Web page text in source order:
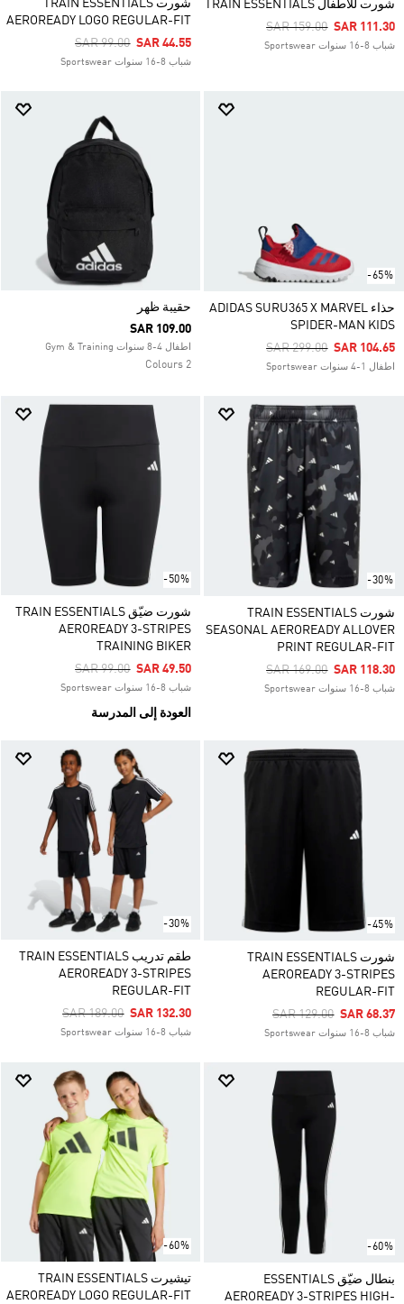
شورت للأطفال TRAIN ESSENTIALS
Price Reduced From
SAR 159.00ToSAR 111.30
شباب 8-16 سنوات Sportswear
شورت TRAIN ESSENTIALS
AEROREADY LOGO REGULAR-FIT
Price Reduced From
SAR 99.00ToSAR 44.55
شباب 8-16 سنوات Sportswear
-65%
حذاء ADIDAS SURU365 X MARVEL
SPIDER-MAN KIDS
Price Reduced From
SAR 299.00ToSAR 104.65
اطفال 1-4 سنوات Sportswear
حقيبة ظهر
SAR 109.00
اطفال 4-8 سنوات Gym & Training
2 Colours
-30%
شورت TRAIN ESSENTIALS
SEASONAL AEROREADY ALLOVER
PRINT REGULAR-FIT
Price Reduced From
SAR 169.00ToSAR 118.30
شباب 8-16 سنوات Sportswear
-50%
شورت ضيّق TRAIN ESSENTIALS
AEROREADY 3-STRIPES
TRAINING BIKER
Price Reduced From
SAR 99.00ToSAR 49.50
شباب 8-16 سنوات Sportswear
العودة إلى المدرسة
-45%
شورت TRAIN ESSENTIALS
AEROREADY 3-STRIPES
REGULAR-FIT
Price Reduced From
SAR 129.00ToSAR 68.37
شباب 8-16 سنوات Sportswear
-30%
طقم تدريب TRAIN ESSENTIALS
AEROREADY 3-STRIPES
REGULAR-FIT
Price Reduced From
SAR 189.00ToSAR 132.30
شباب 8-16 سنوات Sportswear
-60%
بنطال ضيّق ESSENTIALS
AEROREADY 3-STRIPES HIGH-
-60%
تيشيرت TRAIN ESSENTIALS
AEROREADY LOGO REGULAR-FIT